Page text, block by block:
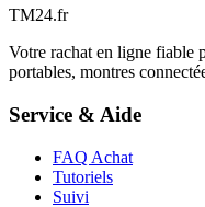
TM24.fr
Votre rachat en ligne fiable
portables, montres
Service & Aide
FAQ Achat
Tutoriels
Suivi